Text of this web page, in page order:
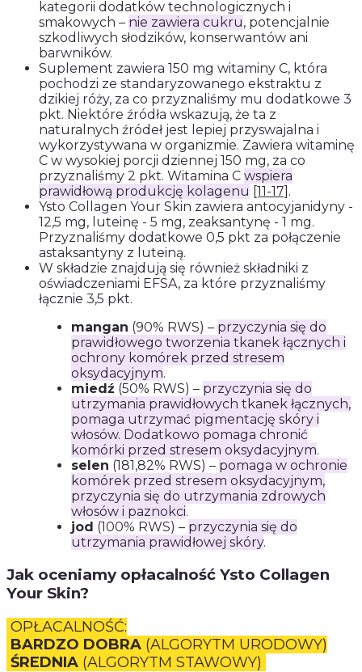
kategorii dodatków technologicznych i
smakowych – nie zawiera cukru, potencjalnie
szkodliwych słodzików, konserwantów ani
barwników.
Suplement zawiera 150 mg witaminy C, która
pochodzi ze standaryzowanego ekstraktu z
dzikiej róży, za co przyznaliśmy mu dodatkowe 3
pkt. Niektóre źródła wskazują, że ta z
naturalnych źródeł jest lepiej przyswajalna i
wykorzystywana w organizmie. Zawiera witaminę
C w wysokiej porcji dziennej 150 mg, za co
przyznaliśmy 2 pkt. Witamina C wspiera
prawidłową produkcję kolagenu [11-17] .
Ysto Collagen Your Skin zawiera antocyjanidyny -
12,5 mg, luteinę - 5 mg, zeaksantynę - 1 mg.
Przyznaliśmy dodatkowe 0,5 pkt za połączenie
astaksantyny z luteiną.
W składzie znajdują się również składniki z
oświadczeniami EFSA, za które przyznaliśmy
łącznie 3,5 pkt.
mangan (90% RWS) – przyczynia się do
prawidłowego tworzenia tkanek łącznych i
ochrony komórek przed stresem
oksydacyjnym.
miedź (50% RWS) – przyczynia się do
utrzymania prawidłowych tkanek łącznych,
pomaga utrzymać pigmentację skóry i
włosów. Dodatkowo pomaga chronić
komórki przed stresem oksydacyjnym.
selen (181,82% RWS) – pomaga w ochronie
komórek przed stresem oksydacyjnym,
przyczynia się do utrzymania zdrowych
włosów i paznokci.
jod (100% RWS) – przyczynia się do
utrzymania prawidłowej skóry.
Jak oceniamy opłacalność Ysto Collagen
Your Skin?
OPŁACALNOŚĆ:
BARDZO DOBRA (ALGORYTM URODOWY)
ŚREDNIA (ALGORYTM STAWOWY)